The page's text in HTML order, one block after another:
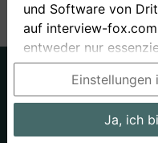
Über uns
und Software von
auf interview-
entweder nur
Cookies akzeptieren.
Einstellungen
Privatsphäre-
im Footer unserer
Einstellungen
Ja, ich